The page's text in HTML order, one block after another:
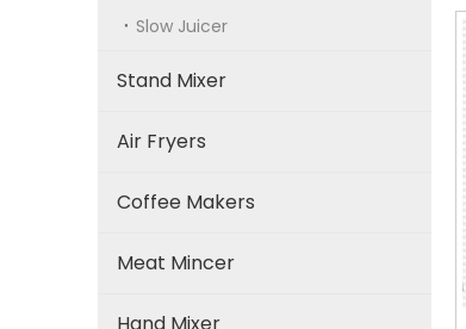
Slow Juicer
Stand Mixer
Air Fryers
Coffee Makers
Meat Mincer